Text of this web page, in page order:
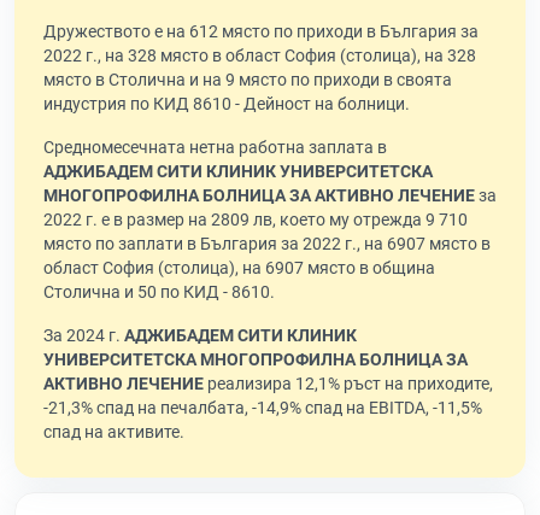
Дружеството е на 612 място по приходи в България за
2022 г., на 328 място в област София (столица), на 328
място в Столична и на 9 място по приходи в своята
индустрия по КИД 8610 - Дейност на болници.
Средномесечната нетна работна заплата в
АДЖИБАДЕМ СИТИ КЛИНИК УНИВЕРСИТЕТСКА
МНОГОПРОФИЛНА БОЛНИЦА ЗА АКТИВНО ЛЕЧЕНИЕза
2022 г. е в размер на 2809 лв, което му отрежда 9 710
място по заплати в България за 2022 г., на 6907 място в
област София (столица), на 6907 място в община
Столична и 50 по КИД - 8610.
За 2024 г. АДЖИБАДЕМ СИТИ КЛИНИК
УНИВЕРСИТЕТСКА МНОГОПРОФИЛНА БОЛНИЦА ЗА
АКТИВНО ЛЕЧЕНИЕ реализира 12,1% ръст на приходите,
-21,3% спад на печалбата, -14,9% спад на EBITDA, -11,5%
спад на активите.